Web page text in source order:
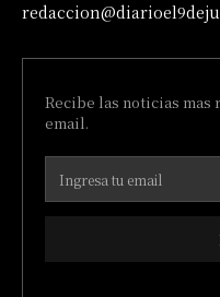
Recibe las noticias mas
email.